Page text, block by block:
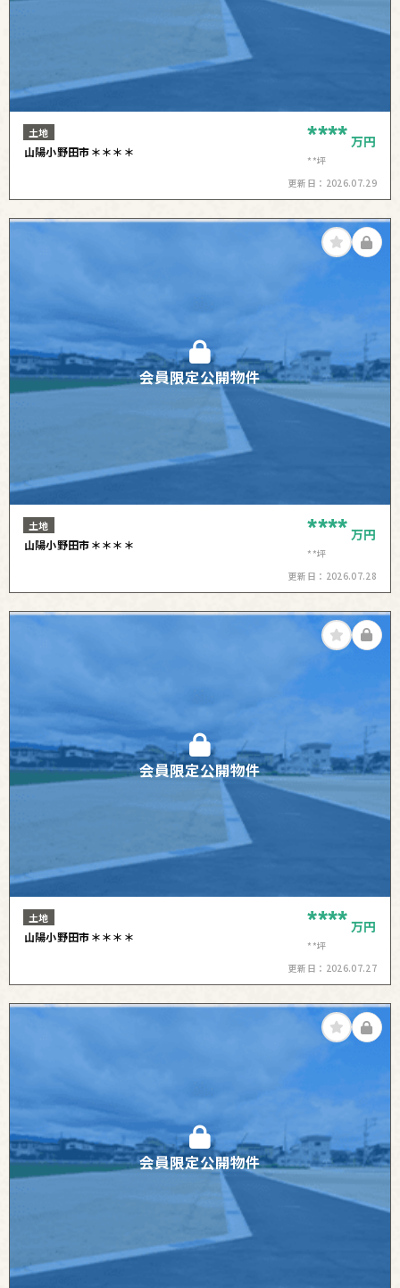
土地
山陽小野田市＊＊＊＊ **** 万円
**坪
更新日： 2026.07.29
会員限定公開物件
土地
山陽小野田市＊＊＊＊ **** 万円
**坪
更新日： 2026.07.28
会員限定公開物件
土地
山陽小野田市＊＊＊＊ **** 万円
**坪
更新日： 2026.07.27
会員限定公開物件